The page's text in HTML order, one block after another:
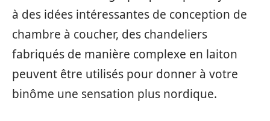
à des idées intéressantes de conception de
chambre à coucher, des chandeliers
fabriqués de manière complexe en laiton
peuvent être utilisés pour donner à votre
binôme une sensation plus nordique.